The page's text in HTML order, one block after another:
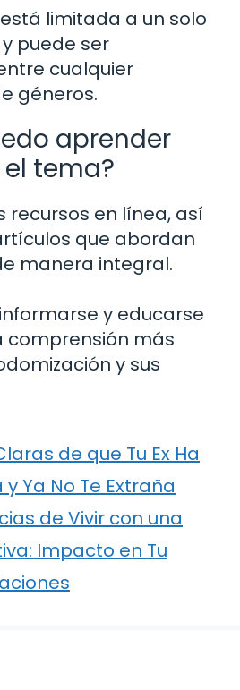
limitada a un solo
puede ser
cualquier
géneros.
aprender
tema?
recursos en línea, así
que abordan
manera integral.
y educarse
comprensión más
y sus
de que Tu Ex Ha
Ya No Te Extraña
de Vivir con una
Impacto en Tu